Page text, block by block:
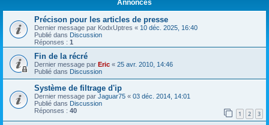
Annonces
Précison pour les articles de presse
Dernier message par KodxUptres « 10 déc. 2025, 16:40
Publié dans Discussion
Réponses : 1
Fin de la récré
Dernier message par Eric « 25 avr. 2010, 14:46
Publié dans Discussion
Système de filtrage d'ip
Dernier message par Jaguar75 « 03 déc. 2014, 14:01
Publié dans Discussion
Réponses : 40 1 2 3